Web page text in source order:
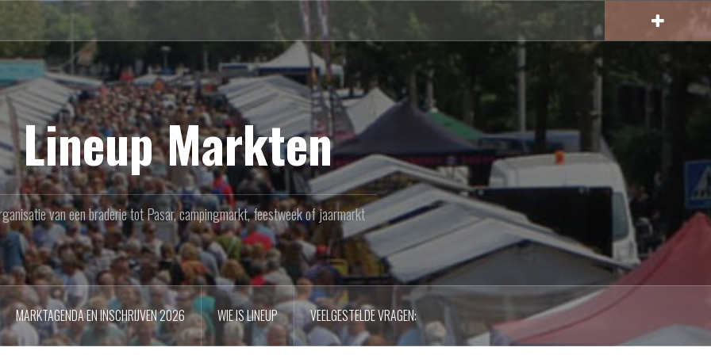
Lineup Markten
van een braderie tot Pasar, campingmarkt, feestweek of jaarmarkt
MARKTAGENDA EN INSCHRIJVEN 2026 WIE IS LINEUP VEELGESTELDE VRAGEN: